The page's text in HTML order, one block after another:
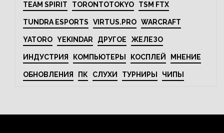
TEAM SPIRIT TORONTOTOKYO TSM FTX
TUNDRA ESPORTS VIRTUS.PRO WARCRAFT
YATORO YEKINDAR ДРУГОЕ ЖЕЛЕЗО
ИНДУСТРИЯ КОМПЬЮТЕРЫ КОСПЛЕЙ МНЕНИЕ
ОБНОВЛЕНИЯ ПК СЛУХИ ТУРНИРЫ ЧИПЫ